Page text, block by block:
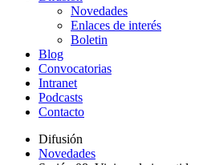
Novedades
Enlaces de interés
Boletin
Blog
Convocatorias
Intranet
Podcasts
Contacto
Difusión
Novedades